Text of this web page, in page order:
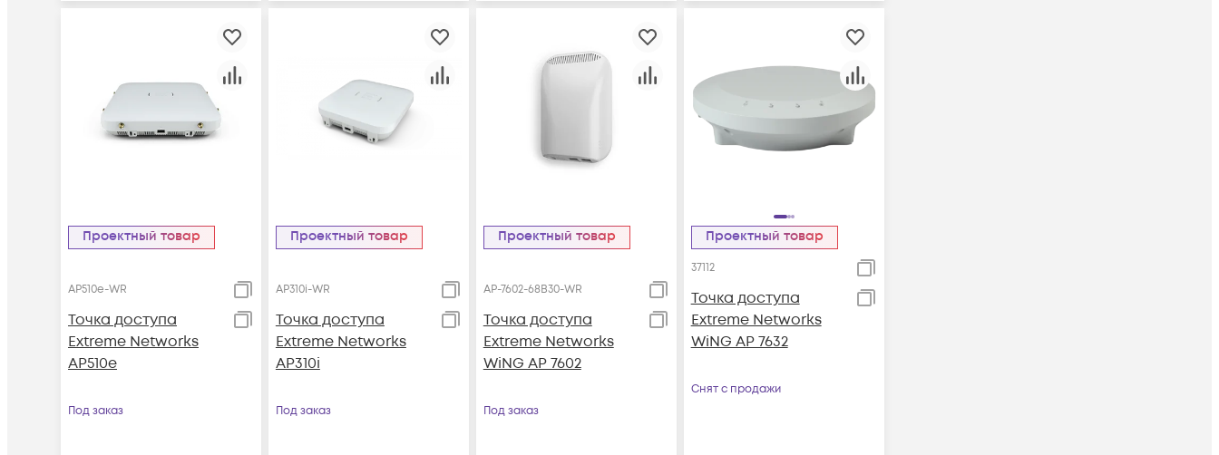
Проектный товар
AP510e-WR
Точка доступа
Extreme Networks
AP510e
Под заказ
Проектный товар
AP310i-WR
Точка доступа
Extreme Networks
AP310i
Под заказ
Проектный товар
AP-7602-68B30-WR
Точка доступа
Extreme Networks
WiNG AP 7602
Под заказ
Проектный товар
37112
Точка доступа
Extreme Networks
WiNG AP 7632
Снят с продажи